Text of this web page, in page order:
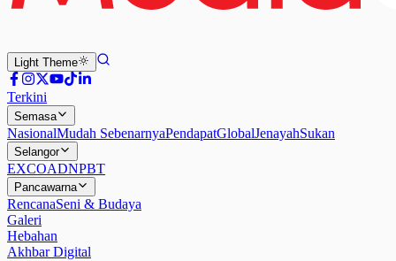
Light Theme
Terkini
Semasa
NasionalMudah SebenarnyaPendapatGlobalJenayahSukan
Selangor
EXCOADNPBT
Pancawarna
RencanaSeni & Budaya
Galeri
Hebahan
Akhbar Digital